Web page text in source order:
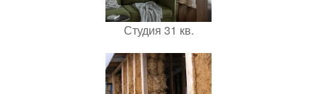
Студия 31 кв.